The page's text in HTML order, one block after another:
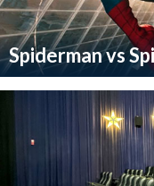
Spiderman vs